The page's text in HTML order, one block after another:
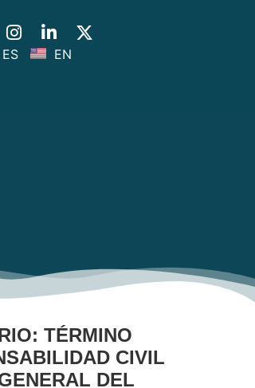
ES EN
TÉRMINO
CIVIL
DEL